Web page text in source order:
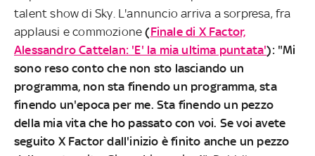
talent show di Sky. L'annuncio arriva a sorpresa, fra
applausi e commozione(Finale di X Factor,
Alessandro Cattelan: 'E' la mia ultima puntata'): "Mi
sono reso conto che non sto lasciando un
programma, non sta finendo un programma, sta
finendo un'epoca per me. Sta finendo un pezzo
della mia vita che ho passato con voi. Se voi avete
seguito X Factor dall'inizio è finito anche un pezzo